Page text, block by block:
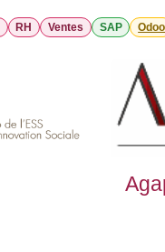
RH Ventes SAP Odoo